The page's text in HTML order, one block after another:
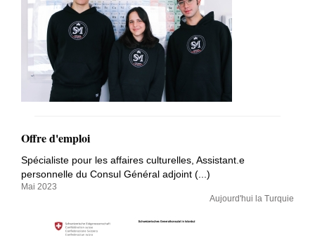
Offre d'emploi
Spécialiste pour les affaires culturelles, Assistant.e
personnelle du Consul Général adjoint (...)
Mai 2023
Aujourd'hui la Turquie